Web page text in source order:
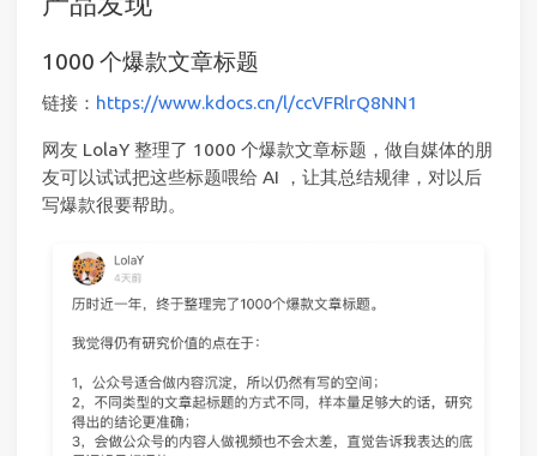
1000 个爆款文章标题
链接： https://www.kdocs.cn/l/ccVFRlrQ8NN1
网友 LolaY 整理了 1000 个爆款文章标题，做自媒体的朋
友可以试试把这些标题喂给 AI ，让其总结规律，对以后
写爆款很要帮助。